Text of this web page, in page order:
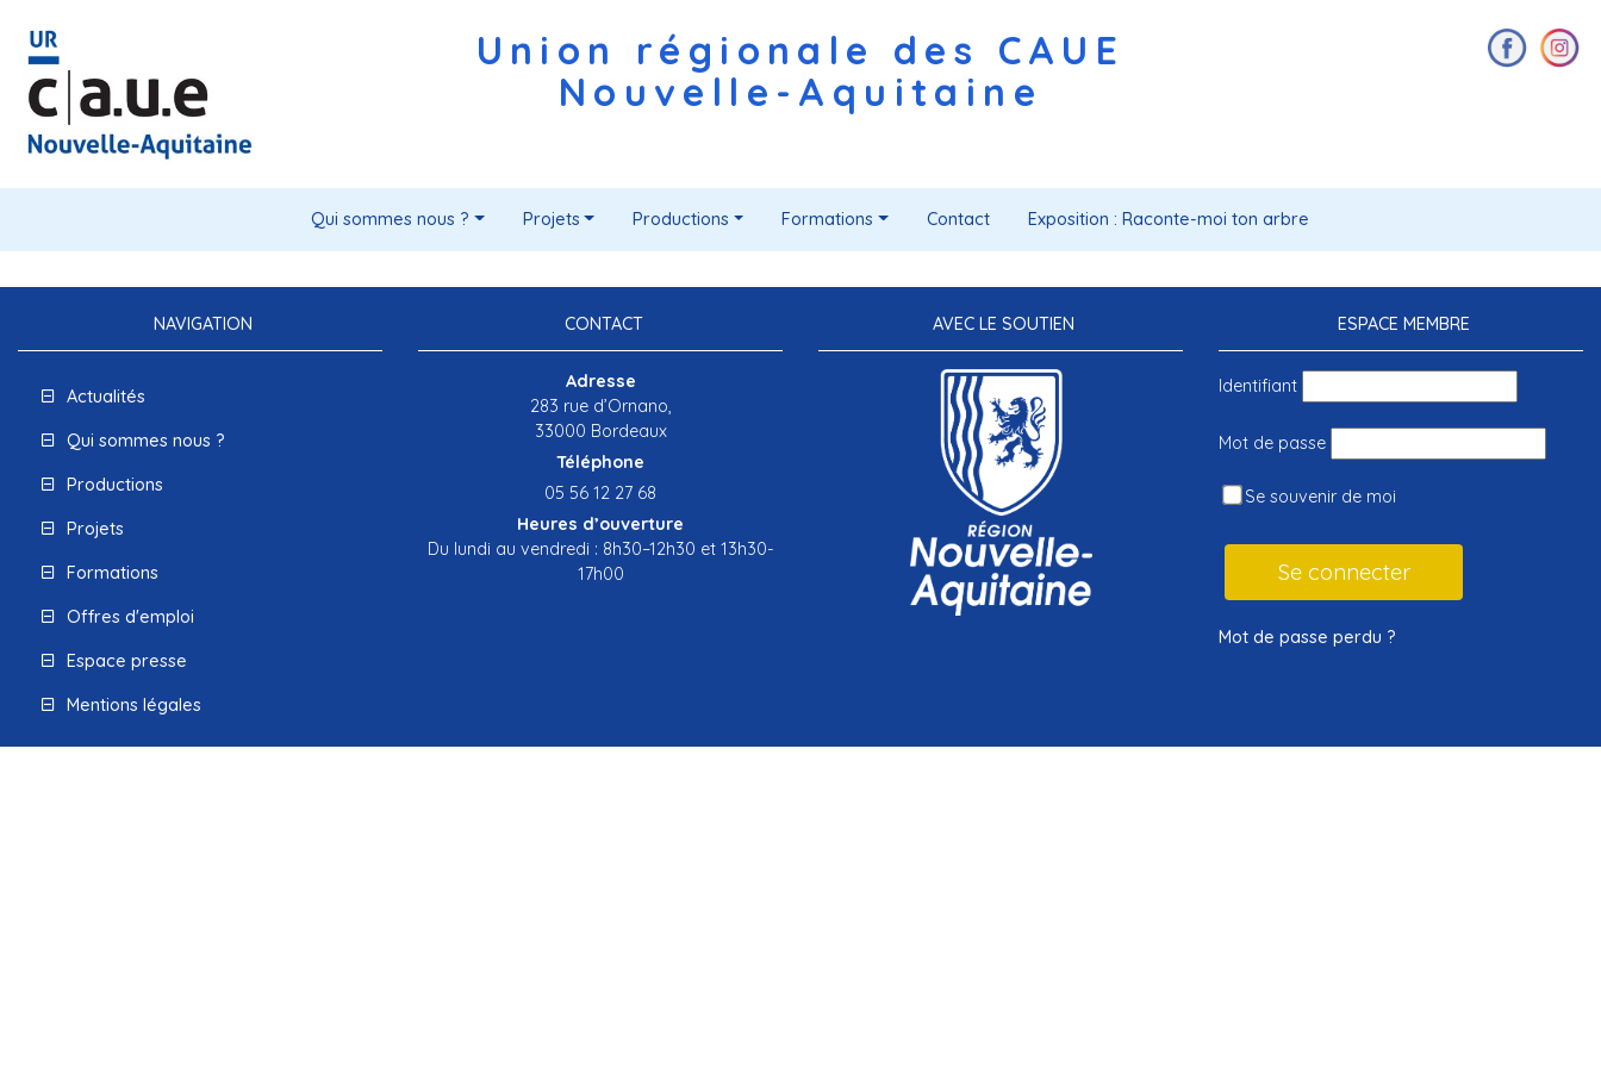
Union régionale des CAUE
Nouvelle-Aquitaine
Qui sommes nous ? Projets Productions Formations Contact Exposition : Raconte-moi ton arbre
NAVIGATION
Actualités
Qui sommes nous ?
Productions
Projets
Formations
Offres d'emploi
Espace presse
Mentions légales
CONTACT
Adresse
283 rue d’Ornano,
33000 Bordeaux
Téléphone
05 56 12 27 68
Heures d’ouverture
Du lundi au vendredi : 8h30–12h30 et 13h30-
17h00
AVEC LE SOUTIEN ESPACE MEMBRE
Identifiant
Mot de passe
Se souvenir de moi
Mot de passe perdu ?